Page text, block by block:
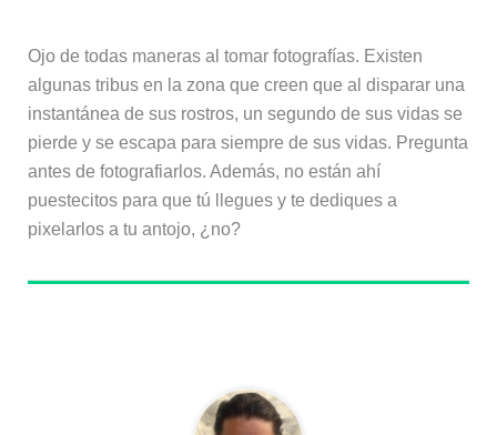
Ojo de todas maneras al tomar fotografías. Existen
algunas tribus en la zona que creen que al disparar una
instantánea de sus rostros, un segundo de sus vidas se
pierde y se escapa para siempre de sus vidas. Pregunta
antes de fotografiarlos. Además, no están ahí
puestecitos para que tú llegues y te dediques a
pixelarlos a tu antojo, ¿no?